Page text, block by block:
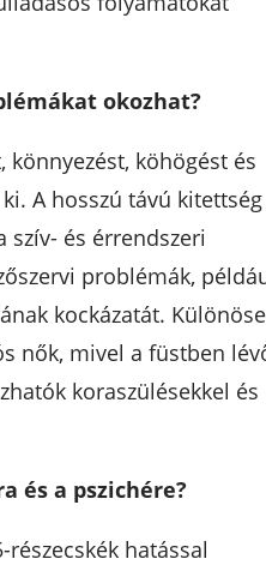
okozhat?
köhögést és
A hosszú távú kitettség
szív- és érrendszeri
problémák,
kockázatát.
nők, mivel a füstben
koraszülésekkel és
és a pszichére?
hatással